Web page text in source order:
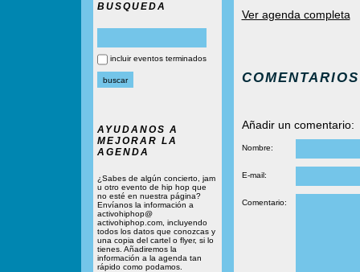
BUSQUEDA
incluir eventos terminados
AYUDANOS A
MEJORAR LA
AGENDA
¿Sabes de algún concierto, jam
u otro evento de hip hop que
no esté en nuestra página?
Envíanos la información a
activohiphop@
activohiphop.com, incluyendo
todos los datos que conozcas y
una copia del cartel o flyer, si lo
tienes. Añadiremos la
información a la agenda tan
rápido como podamos.
Ver agenda completa
COMENTARIOS
Añadir un comentario:
Nombre:
E-mail:
Comentario: